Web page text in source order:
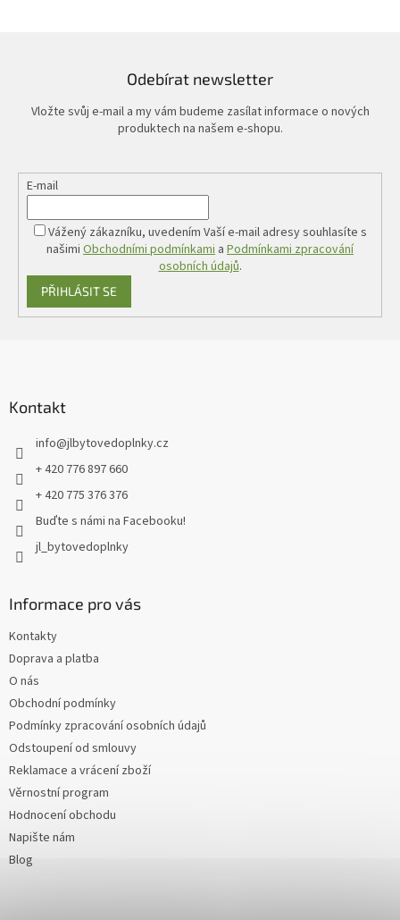
Odebírat newsletter
Vložte svůj e-mail a my vám budeme zasílat informace o nových
produktech na našem e-shopu.
E-mail
Vážený zákazníku, uvedením Vaší e-mail adresy souhlasíte s
našimi Obchodními podmínkami a Podmínkami zpracování
osobních údajů.
PŘIHLÁSIT SE
Kontakt
info@jlbytovedoplnky.cz
+ 420 776 897 660
+ 420 775 376 376
Buďte s námi na Facebooku!
jl_bytovedoplnky
Informace pro vás
Kontakty
Doprava a platba
O nás
Obchodní podmínky
Podmínky zpracování osobních údajů
Odstoupení od smlouvy
Reklamace a vrácení zboží
Věrnostní program
Hodnocení obchodu
Napište nám
Blog